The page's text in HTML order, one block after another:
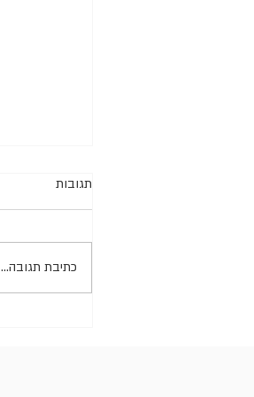
תגובות
כתיבת תגובה...